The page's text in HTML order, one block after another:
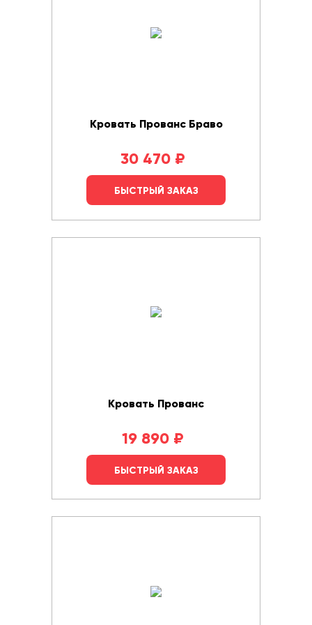
Кровать Прованс Браво
30 470 ₽
БЫСТРЫЙ ЗАКАЗ
Кровать Прованс
19 890 ₽
БЫСТРЫЙ ЗАКАЗ